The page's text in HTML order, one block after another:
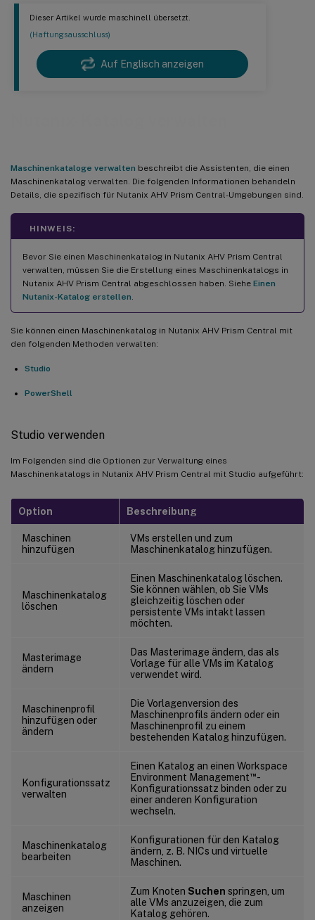
Dieser Artikel wurde maschinell übersetzt.
(Haftungsausschluss)
Auf Englisch anzeigen
Maschinenkataloge verwalten beschreibt die Assistenten, die einen
Maschinenkatalog verwalten. Die folgenden Informationen behandeln
Details, die spezifisch für Nutanix AHV Prism Central-Umgebungen sind.
HINWEIS:
Bevor Sie einen Maschinenkatalog in Nutanix AHV Prism Central
verwalten, müssen Sie die Erstellung eines Maschinenkatalogs in
Nutanix AHV Prism Central abgeschlossen haben. Siehe Einen
Nutanix-Katalog erstellen
Sie können einen Maschinenkatalog in Nutanix AHV Prism Central mit
den folgenden Methoden verwalten:
Studio
PowerShell
Studio verwenden
Im Folgenden sind die Optionen zur Verwaltung eines
Maschinenkatalogs in Nutanix AHV Prism Central mit Studio aufgeführt:
Option Beschreibung
Maschinen
hinzufügen
VMs erstellen und zum
Maschinenkatalog hinzufügen.
Maschinenkatalog
löschen
Einen Maschinenkatalog löschen.
Sie können wählen, ob Sie VMs
gleichzeitig löschen oder
persistente VMs intakt lassen
möchten.
Masterimage
ändern
Das Masterimage ändern, das als
Vorlage für alle VMs im Katalog
verwendet wird.
Maschinenprofil
hinzufügen oder
ändern
Die Vorlagenversion des
Maschinenprofils ändern oder ein
Maschinenprofil zu einem
bestehenden Katalog hinzufügen.
Konfigurationssatz
verwalten
Einen Katalog an einen Workspace
Environment Management™-
Konfigurationssatz binden oder zu
einer anderen Konfiguration
wechseln.
Maschinenkatalog
bearbeiten
Konfigurationen für den Katalog
ändern, z. B. NICs und virtuelle
Maschinen.
Maschinen
anzeigen
Zum Knoten Suchen springen, um
alle VMs anzuzeigen, die zum
Katalog gehören.